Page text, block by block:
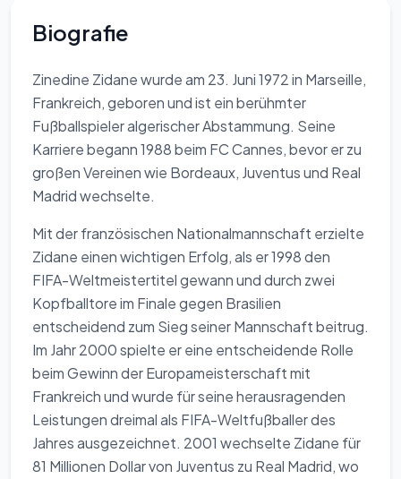
Biografie
Zinedine Zidane wurde am 23. Juni 1972 in Marseille,
Frankreich, geboren und ist ein berühmter
Fußballspieler algerischer Abstammung. Seine
Karriere begann 1988 beim FC Cannes, bevor er zu
großen Vereinen wie Bordeaux, Juventus und Real
Madrid wechselte.
Mit der französischen Nationalmannschaft erzielte
Zidane einen wichtigen Erfolg, als er 1998 den
FIFA-Weltmeistertitel gewann und durch zwei
Kopfballtore im Finale gegen Brasilien
entscheidend zum Sieg seiner Mannschaft beitrug.
Im Jahr 2000 spielte er eine entscheidende Rolle
beim Gewinn der Europameisterschaft mit
Frankreich und wurde für seine herausragenden
Leistungen dreimal als FIFA-Weltfußballer des
Jahres ausgezeichnet. 2001 wechselte Zidane für
81 Millionen Dollar von Juventus zu Real Madrid, wo